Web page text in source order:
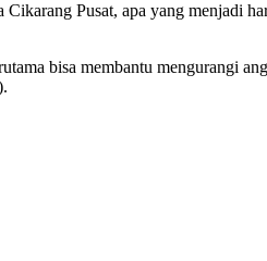
Pusat, apa yang menjadi
bisa membantu mengurangi